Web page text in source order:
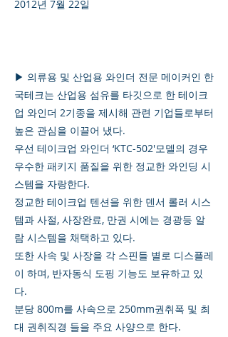
2012년 7월 22일
▶ 의류용 및 산업용 와인더 전문 메이커인 한
국테크는 산업용 섬유를 타깃으로 한 테이크
업 와인더 2기종을 제시해 관련 기업들로부터
높은 관심을 이끌어 냈다.
우선 테이크업 와인더 ‘KTC-502'모델의 경우
우수한 패키지 품질을 위한 정교한 와인딩 시
스템을 자랑한다.
정교한 테이크업 텐션을 위한 덴서 롤러 시스
템과 사절, 사장완료, 만권 시에는 경광등 알
람 시스템을 채택하고 있다.
또한 사속 및 사장을 각 스핀들 별로 디스플레
이 하며, 반자동식 도핑 기능도 보유하고 있
다.
분당 800m를 사속으로 250mm권취폭 및 최
대 권취직경 들을 주요 사양으로 한다.